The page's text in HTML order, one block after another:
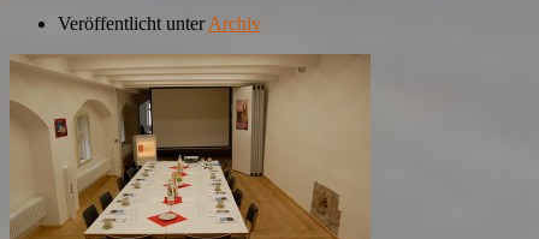
Veröffentlicht unterArchiv